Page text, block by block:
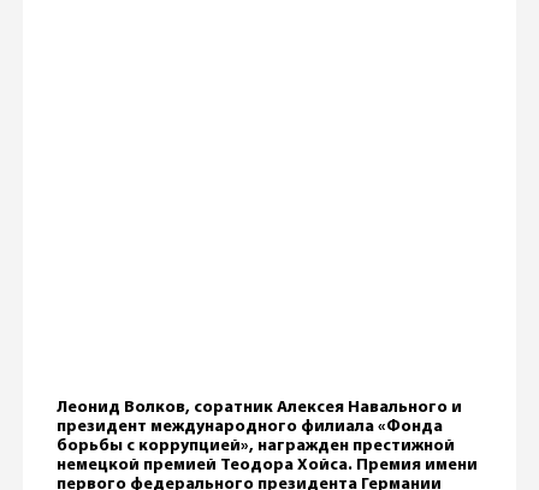
Леонид Волков, соратник Алексея Навального и
президент международного филиала «Фонда
борьбы с коррупцией», награжден престижной
немецкой премией Теодора Хойса. Премия имени
первого федерального президента Германии